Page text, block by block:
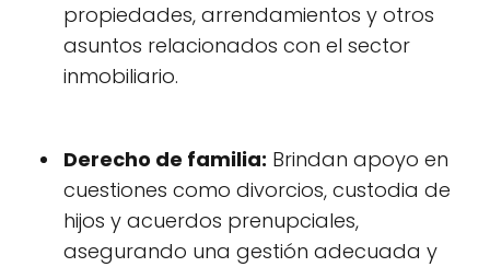
propiedades, arrendamientos y otros
asuntos relacionados con el sector
inmobiliario.
Derecho de familia: Brindan apoyo en
cuestiones como divorcios, custodia de
hijos y acuerdos prenupciales,
asegurando una gestión adecuada y